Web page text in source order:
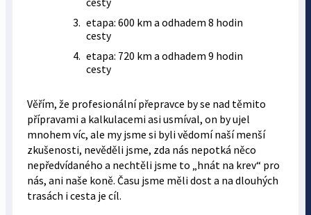
cesty
etapa: 600 km a odhadem 8 hodin
cesty
etapa: 720 km a odhadem 9 hodin
cesty
Věřím, že profesionální přepravce by se nad těmito
přípravami a kalkulacemi asi usmíval, on by ujel
mnohem víc, ale my jsme si byli vědomí naší menší
zkušenosti, nevěděli jsme, zda nás nepotká něco
nepředvídaného a nechtěli jsme to „hnát na krev“ pro
nás, ani naše koně. Času jsme měli dost a na dlouhých
trasách i cesta je cíl.